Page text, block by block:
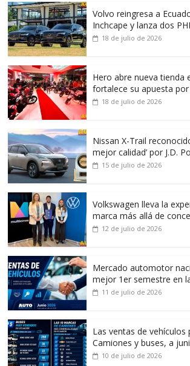
Volvo reingresa a
Inchcape y lanza dos
18 de julio de 2026
Hero abre nueva tienda
fortalece su apuesta
18 de julio de 2026
Nissan X-Trail
mejor calidad’ por J.D.
15 de julio de 2026
Volkswagen lleva la
marca más allá de
12 de julio de 2026
Mercado automotor
mejor 1er semestre en
11 de julio de 2026
Las ventas de vehículos
Camiones y buses, a
10 de julio de 2026